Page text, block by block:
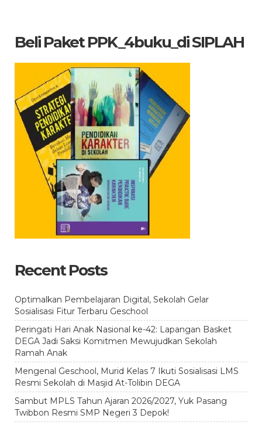
Beli Paket PPK_4buku_di SIPLAH
Recent Posts
Optimalkan Pembelajaran Digital, Sekolah Gelar
Sosialisasi Fitur Terbaru Geschool
Peringati Hari Anak Nasional ke-42: Lapangan Basket
DEGA Jadi Saksi Komitmen Mewujudkan Sekolah
Ramah Anak
Mengenal Geschool, Murid Kelas 7 Ikuti Sosialisasi LMS
Resmi Sekolah di Masjid At-Tolibin DEGA
Sambut MPLS Tahun Ajaran 2026/2027, Yuk Pasang
Twibbon Resmi SMP Negeri 3 Depok!